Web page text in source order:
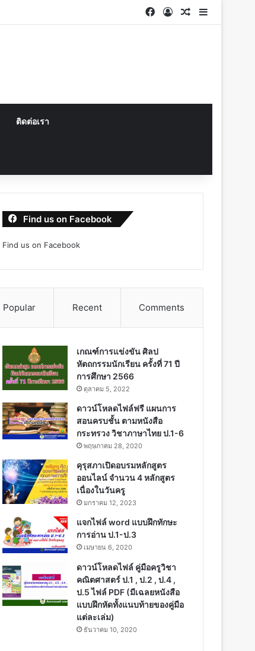
Facebook
Log InRandom
Sidebar
ติดต่อเรา
Find us on Facebook
Find us on Facebook
Popular Recent Comments
เกณฑ์การแข่งขัน ศิลป
หัตถกรรมนักเรียน ครั้งที่ 71 ปี
การศึกษา 2566
ตุลาคม 5, 2022
ดาวน์โหลดไฟล์ฟรี แผนการ
สอนครบชั้น ตามหนังสือ
กระทรวง วิชาภาษาไทย ป.1-6
พฤษภาคม 28, 2020
คุรุสภาเปิดอบรมหลักสูตร
ออนไลน์ จำนวน 4 หลักสูตร
เนื่องในวันครู
มกราคม 12, 2023
แจกไฟล์ word แบบฝึกทักษะ
การอ่าน ป.1-ป.3
เมษายน 6, 2020
ดาวน์โหลดไฟล์ คู่มือครูวิชา
คณิตศาสตร์ ป.1 , ป.2 , ป.4 ,
ป.5 ไฟล์ PDF (มีเฉลยหนังสือ
แบบฝึกหัดทั้งแนบท้ายของคู่มือ
แต่ละเล่ม)
ธันวาคม 10, 2020